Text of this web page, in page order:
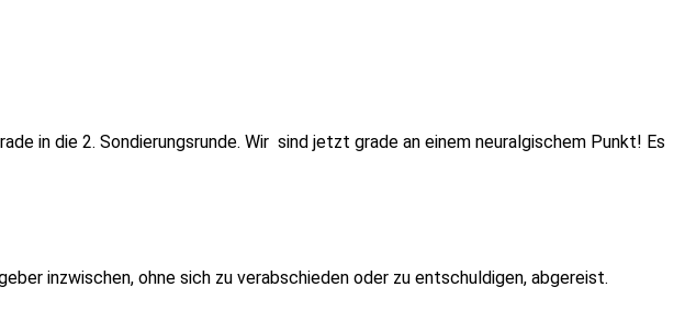
in die 2. Sondierungsrunde. Wir sind jetzt grade an einem neuralgischem Punkt! Es
inzwischen, ohne sich zu verabschieden oder zu entschuldigen, abgereist.